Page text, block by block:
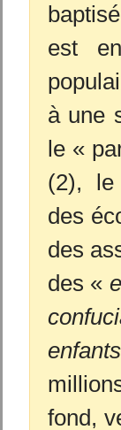
est
à une
le «
(2), le
des
des
des «
fond,